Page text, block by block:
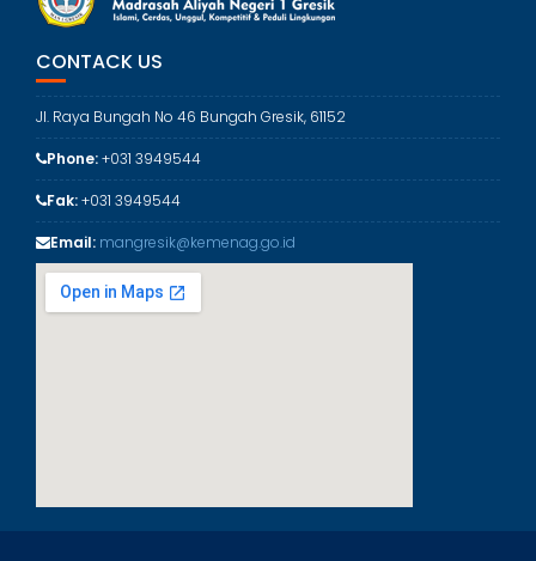
CONTACK US
Jl. Raya Bungah No 46 Bungah Gresik, 61152
Phone:+031 3949544
Fak:+031 3949544
Email: mangresik@kemenag.go.id